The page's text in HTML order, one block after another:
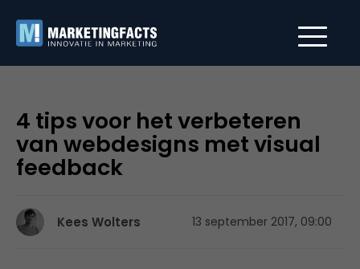
4 tips voor het verbeteren
van webdesigns met visual
feedback
Kees Wolters 13 september 2017, 09:00